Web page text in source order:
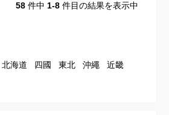
58 件中 1-8 件目の結果を表示中
北海道 四國 東北 沖繩
近畿